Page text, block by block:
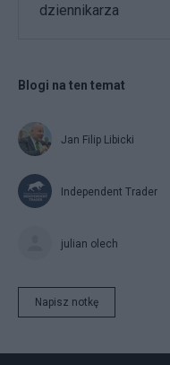
dziennikarza
Blogi na ten temat
Jan Filip Libicki
Independent Trader
julian olech
Napisz notkę